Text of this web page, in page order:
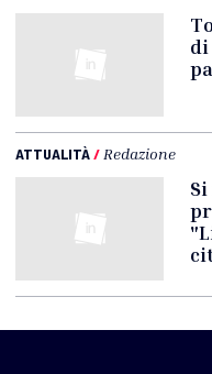
ATTUALITÀ/ Redazione